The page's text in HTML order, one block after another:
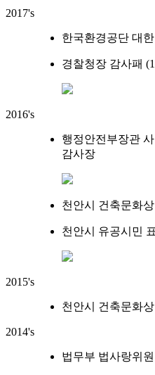
2017's
한국환경공단 대
경찰청장 감사패
2016's
행정안전부장관
감사장
천안시 건축문화
천안시 유공시민
2015's
천안시 건축문화
2014's
법무부 법사랑위